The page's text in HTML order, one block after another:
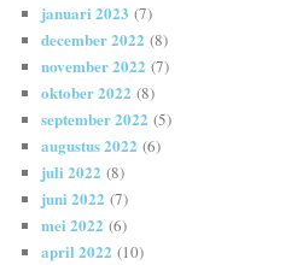
januari 2023 (7)
december 2022 (8)
november 2022 (7)
oktober 2022 (8)
september 2022 (5)
augustus 2022 (6)
juli 2022 (8)
juni 2022 (7)
mei 2022 (6)
april 2022 (10)